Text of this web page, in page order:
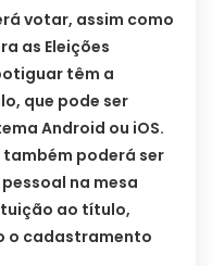
votar, assim como
as Eleições
têm a
que pode ser
Android ou iOS.
poderá ser
na mesa
ao título,
o cadastramento